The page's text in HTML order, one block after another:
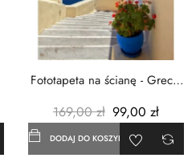
Fototapeta na ścianę - Grecja
169,00 zł 99,00 zł
DODAJ DO KOSZYKA